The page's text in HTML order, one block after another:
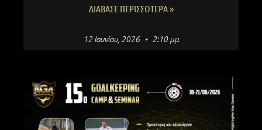
ΔΙΆΒΑΣΕ ΠΕΡΙΣΣΌΤΕΡΑ »
12 Ιουνίου, 2026 2:10 μμ